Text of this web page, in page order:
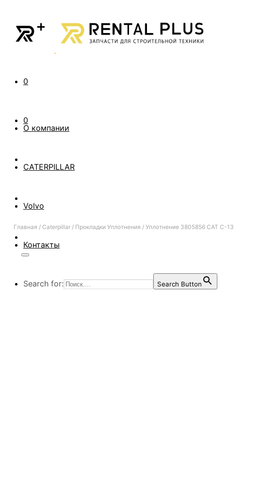
0
0
О компании
CATERPILLAR
Volvo
Контакты
Search for: Search Button
Главная / Caterpillar / Прокладки Уплотнения / Уплотнение 3805856 CAT C-13